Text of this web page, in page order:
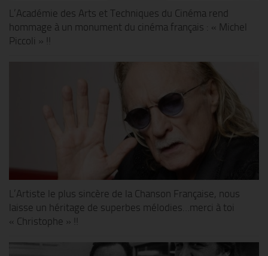
L’Académie des Arts et Techniques du Cinéma rend
hommage à un monument du cinéma français : « Michel
Piccoli » !!
L’Artiste le plus sincère de la Chanson Française, nous
laisse un héritage de superbes mélodies…merci à toi
« Christophe » !!